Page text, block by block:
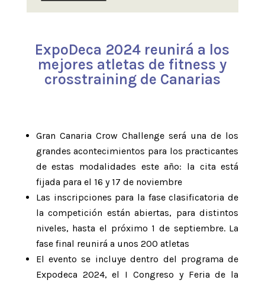
ExpoDeca 2024 reunirá a los
mejores atletas de fitness y
crosstraining de Canarias
Gran Canaria Crow Challenge será una de los
grandes acontecimientos para los practicantes
de estas modalidades este año: la cita está
fijada para el 16 y 17 de noviembre
Las inscripciones para la fase clasificatoria de
la competición están abiertas, para distintos
niveles, hasta el próximo 1 de septiembre. La
fase final reunirá a unos 200 atletas
El evento se incluye dentro del programa de
Expodeca 2024, el I Congreso y Feria de la